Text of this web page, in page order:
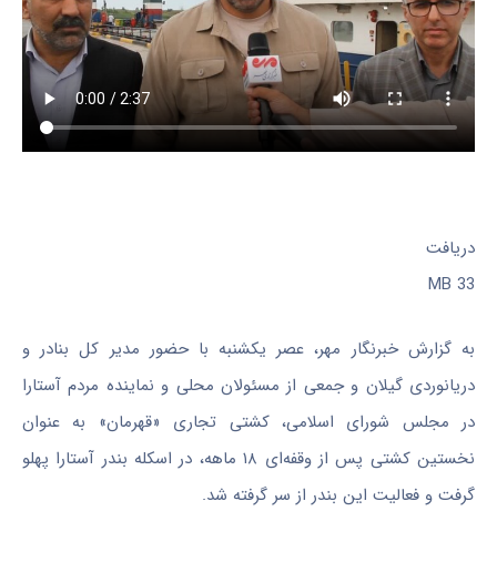
دریافت
33 MB
به گزارش خبرنگار مهر، عصر یکشنبه با حضور مدیر کل بنادر و
دریانوردی گیلان و جمعی از مسئولان محلی و نماینده مردم آستارا
در مجلس شورای اسلامی، کشتی تجاری «قهرمان» به عنوان
نخستین کشتی پس از وقفه‌ای ۱۸ ماهه، در اسکله بندر آستارا پهلو
گرفت و فعالیت این بندر از سر گرفته شد.